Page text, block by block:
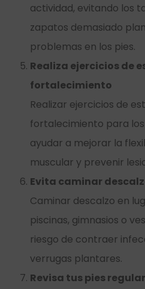
actividad, evitando los
zapatos demasiado
problemas en los pies.
Realiza ejercicios de
fortalecimiento
Realizar ejercicios de
fortalecimiento para
ayudar a mejorar la
muscular y prevenir
Evita caminar
Caminar descalzo en
piscinas, gimnasios o
riesgo de contraer
verrugas plantares.
Revisa tus pies